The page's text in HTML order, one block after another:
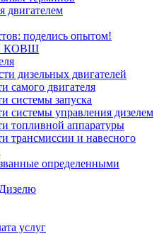
двигателем
поделись опытом!
КОВШ
дизельных двигателей
самого двигателя
системы запуска
системы управления дизелем
топливной аппаратуры
трансмиссии и навесного
определенными
услуг